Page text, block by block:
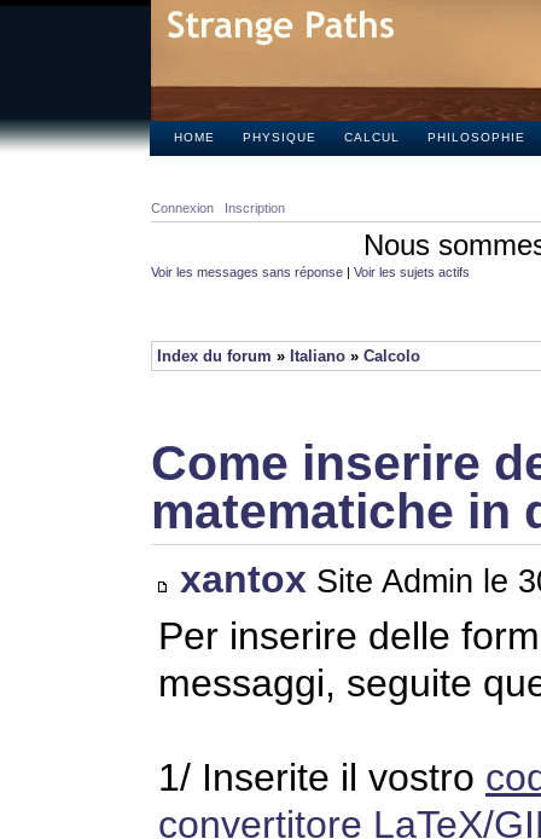
HOME PHYSIQUE CALCUL PHILOSOPHIE
Connexion Inscription
Nous
Voir les messages sans réponse | Voir les sujets actifs
Index du forum » Italiano » Calcolo
Come inserire
matematiche in
xantox Site Admin le
Per inserire delle
messaggi, seguite
1/ Inserite il vostro
convertitore LaTeX/